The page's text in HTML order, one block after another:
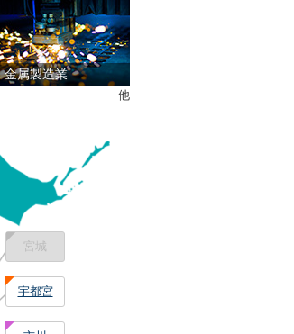
金属製造業
他
宮城
宇都宮